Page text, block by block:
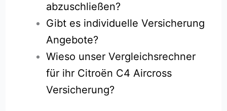
abzuschließen?
Gibt es individuelle Versicherung
Angebote?
Wieso unser Vergleichsrechner
für ihr Citroën C4 Aircross
Versicherung?